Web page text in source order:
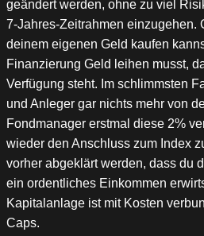
geändert werden, ohne zu viel
7-Jahres-Zeitrahmen einzugehen.
deinem eigenen Geld kaufen
Finanzierung Geld leihen musst,
Verfügung steht. Im schlimmsten
und Anleger gar nichts mehr von
Fondmanager erstmal diese 2%
wieder den Anschluss zum Index
vorher abgeklärt werden, dass du
ein ordentliches Einkommen
Kapitalanlage ist mit Kosten
Caps.